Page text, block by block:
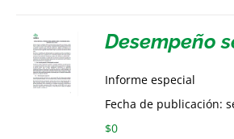
Desempeño
Informe especial
Fecha de publicación:
$0